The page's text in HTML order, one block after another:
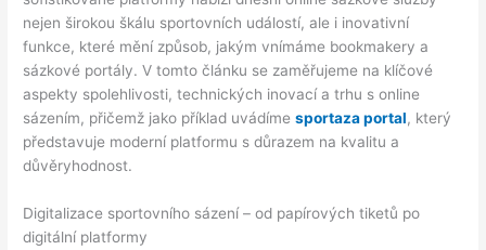
nejen širokou škálu sportovních událostí, ale i inovativní
funkce, které mění způsob, jakým vnímáme bookmakery a
sázkové portály. V tomto článku se zaměřujeme na klíčové
aspekty spolehlivosti, technických inovací a trhu s online
sázením, přičemž jako příklad uvádímesportaza portal, který
představuje moderní platformu s důrazem na kvalitu a
důvěryhodnost.
Digitalizace sportovního sázení – od papírových tiketů po
digitální platformy